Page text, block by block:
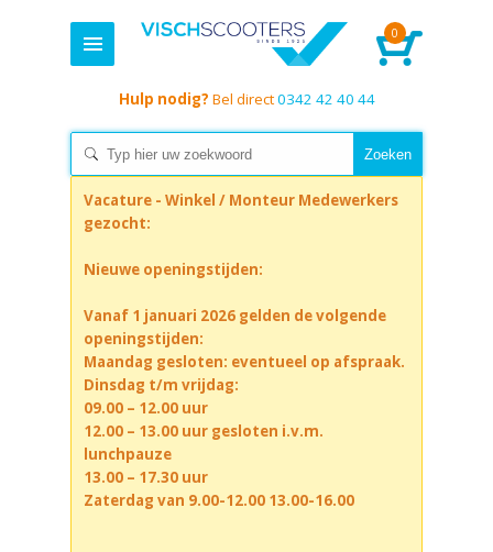
0
Hulp nodig? Bel direct0342 42 40 44
Vacature - Winkel / Monteur Medewerkers
gezocht:
Nieuwe openingstijden:
Vanaf 1 januari 2026 gelden de volgende
openingstijden:
Maandag gesloten: eventueel op afspraak.
Dinsdag t/m vrijdag:
09.00 – 12.00 uur
12.00 – 13.00 uur gesloten i.v.m.
lunchpauze
13.00 – 17.30 uur
Zaterdag van 9.00-12.00 13.00-16.00